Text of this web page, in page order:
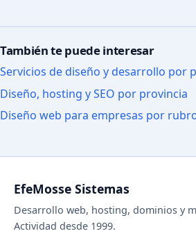
También te puede interesar
Servicios de diseño y desarrollo por
Diseño, hosting y SEO por provincia
Diseño web para empresas por
EfeMosse Sistemas
Desarrollo web, hosting, dominios y
Actividad desde 1999.